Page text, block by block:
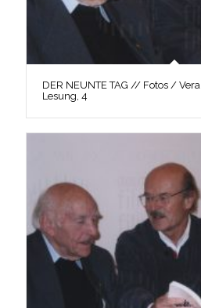
DER NEUNTE TAG // Fotos /
Lesung, 4